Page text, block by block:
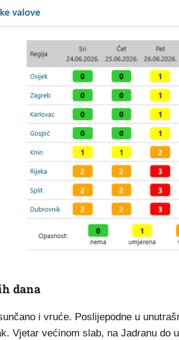
dana
i vruće. Poslijepodne u
Vjetar većinom slab, na Jadranu do